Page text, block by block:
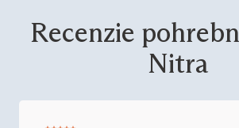
Recenzie
Nitra